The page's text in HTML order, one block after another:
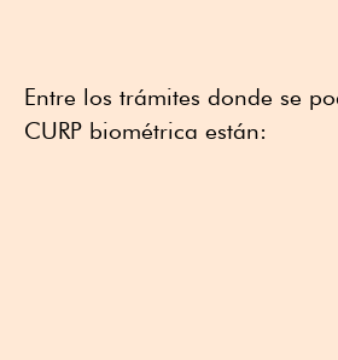
Entre los trámites donde se
CURP biométrica están: